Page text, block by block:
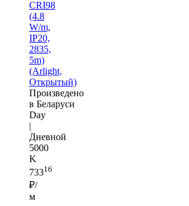
CRI98
(4.8
W/m,
IP20,
2835,
5m)
(Arlight,
Открытый)
Произведено
в Беларуси
Day
|
Дневной
5000
K
73316
₽/
м